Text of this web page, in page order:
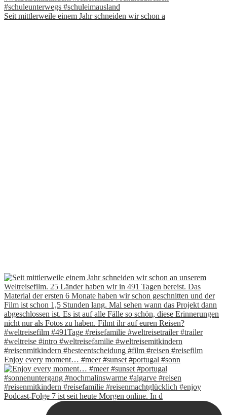
Seit mittlerweile einem Jahr schneiden wir schon a
Enjoy every moment… #meer #sunset #portugal #sonn
Podcast-Folge 7 ist seit heute Morgen online. In d